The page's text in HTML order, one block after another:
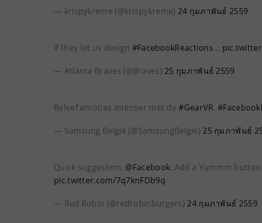
— krispykreme (@krispykreme) 24 กุมภาพันธ์ 2559
If they let us design #FacebookReactions…
— Atlanta Braves (@Braves) 25 กุมภาพันธ์ 2559
Beleef emoties intenser met de#GearVR.
— Samsung België (@SamsungBelgie) 25 กุมภาพันธ์
Quick suggestion, @Facebook: Add a Yummm button.
pic.twitter.com/7q7knFDb9q
— Red Robin (@redrobinburgers) 24 กุมภาพันธ์ 2559